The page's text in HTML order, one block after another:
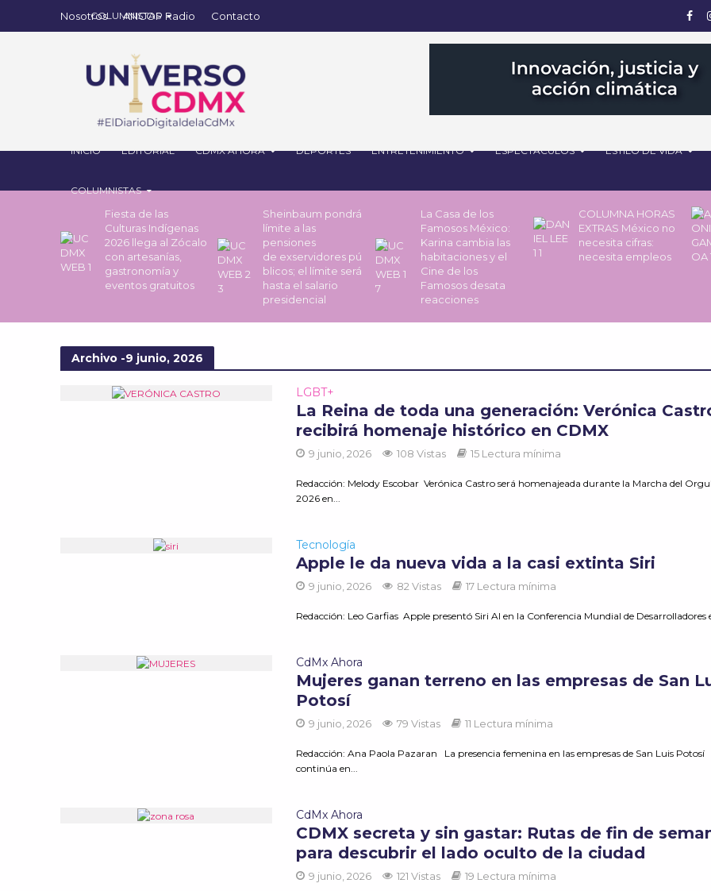
Nosotros ANCOP Radio Contacto
INICIO EDITORIAL CDMX AHORA DEPORTES ENTRETENIMIENTO ESPECTÁCULOS ESTILO DE VIDA
COLUMNISTAS
Fiesta de las
Culturas Indígenas
2026 llega al Zócalo
con artesanías,
gastronomía y
eventos gratuitos
Sheinbaum pondrá
límite a las
pensiones
de exservidores pú
blicos; el límite será
hasta el salario
presidencial
La Casa de los
Famosos México:
Karina cambia las
habitaciones y el
Cine de los
Famosos desata
reacciones
COLUMNA HORAS
EXTRAS México no
necesita cifras:
necesita empleos
Archivo -9 junio, 2026
LGBT+
La Reina de toda una generación: Verónica
recibirá homenaje histórico en CDMX
9 junio, 2026 108 Vistas 15 Lectura mínima
Redacción: Melody Escobar Verónica Castro será homenajeada durante la Marcha del
2026 en...
Tecnología
Apple le da nueva vida a la casi extinta Siri
9 junio, 2026 82 Vistas 17 Lectura mínima
Redacción: Leo Garfias Apple presentó Siri AI en la Conferencia Mundial de Desarrolladores
CdMx Ahora
Mujeres ganan terreno en las empresas de San
Potosí
9 junio, 2026 79 Vistas 11 Lectura mínima
Redacción: Ana Paola Pazaran La presencia femenina en las empresas de San Luis Potosí
continúa en...
CdMx Ahora
CDMX secreta y sin gastar: Rutas de fin de
para descubrir el lado oculto de la ciudad
9 junio, 2026 121 Vistas 19 Lectura mínima